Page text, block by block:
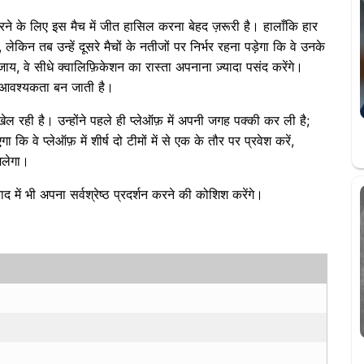
के लिए इस मैच में जीत हासिल करना बेहद ज़रूरी है। हालाँकि हार
तब उन्हें दूसरे मैचों के नतीजों पर निर्भर रहना पड़ेगा कि वे उनके
वे सीधे क्वालिफ़िकेशन का रास्ता अपनाना ज़्यादा पसंद करेंगे।
बन जाती है।
रही है। उन्होंने पहले ही प्लेऑफ़ में अपनी जगह पक्की कर ली है;
कि वे प्लेऑफ़ में शीर्ष दो टीमों में से एक के तौर पर प्रवेश करें,
में भी अपना सर्वश्रेष्ठ प्रदर्शन करने की कोशिश करेंगे।